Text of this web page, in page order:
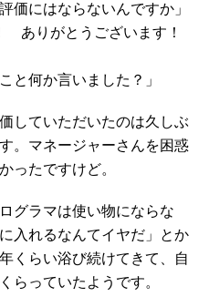
価にはならないんですか」
ありがとうございます！
と何か言いました？」
していただいたのは久しぶ
。マネージャーさんを困惑
ったですけど。
グラマは使い物にならな
入れるなんてイヤだ」とか
くらい浴び続けてきて、自
らっていたようです。